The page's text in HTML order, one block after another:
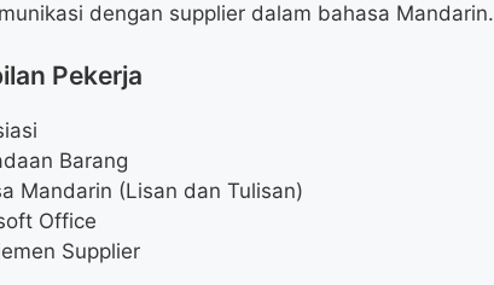
dengan supplier dalam bahasa Mandarin.
Pekerja
Barang
Mandarin (Lisan dan Tulisan)
Office
Supplier